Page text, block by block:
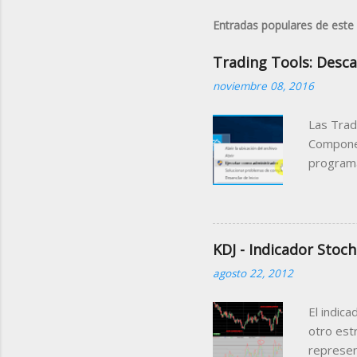
Entradas populares de
Trading Tools:
noviembre 08, 2016
Las
El
través
KDJ - Indicador
agosto 22, 2012
El
otro